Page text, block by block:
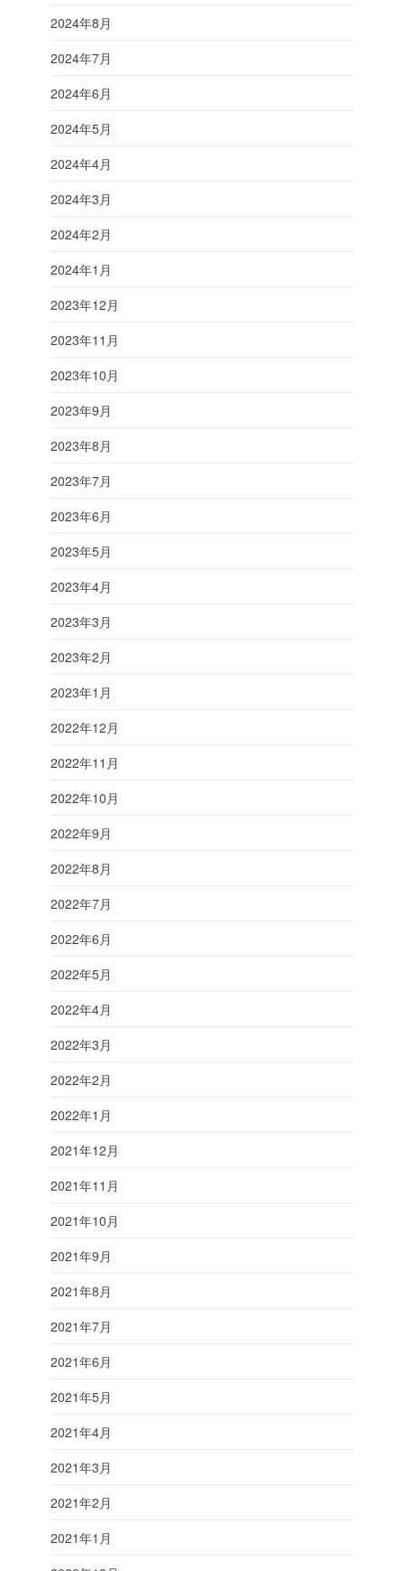
2024年8月
2024年7月
2024年6月
2024年5月
2024年4月
2024年3月
2024年2月
2024年1月
2023年12月
2023年11月
2023年10月
2023年9月
2023年8月
2023年7月
2023年6月
2023年5月
2023年4月
2023年3月
2023年2月
2023年1月
2022年12月
2022年11月
2022年10月
2022年9月
2022年8月
2022年7月
2022年6月
2022年5月
2022年4月
2022年3月
2022年2月
2022年1月
2021年12月
2021年11月
2021年10月
2021年9月
2021年8月
2021年7月
2021年6月
2021年5月
2021年4月
2021年3月
2021年2月
2021年1月